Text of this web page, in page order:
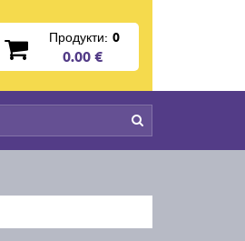
Продукти: 0
0.00 €